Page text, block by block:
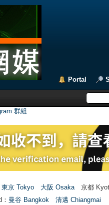
Portal
群組
東京 Tokyo 大阪 Osaka 京都
曼谷 Bangkok
清邁 Chiangmai